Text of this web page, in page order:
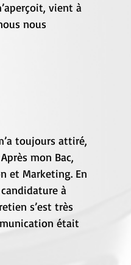
vient à
nous
toujours attiré,
mon Bac,
et Marketing. En
à
s’est très
était